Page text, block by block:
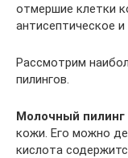
отмершие клетки
антисептическое
Рассмотрим
пилингов.
Молочный пилинг
кожи. Его можно
кислота